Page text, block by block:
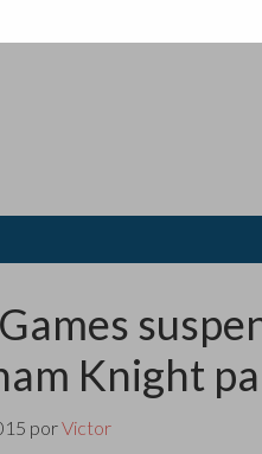
Knight
porVictor